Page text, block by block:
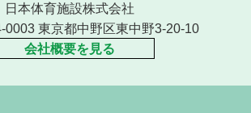
日本体育施設株式会社
0003 東京都中野区東中野3-20-10
会社概要を見る